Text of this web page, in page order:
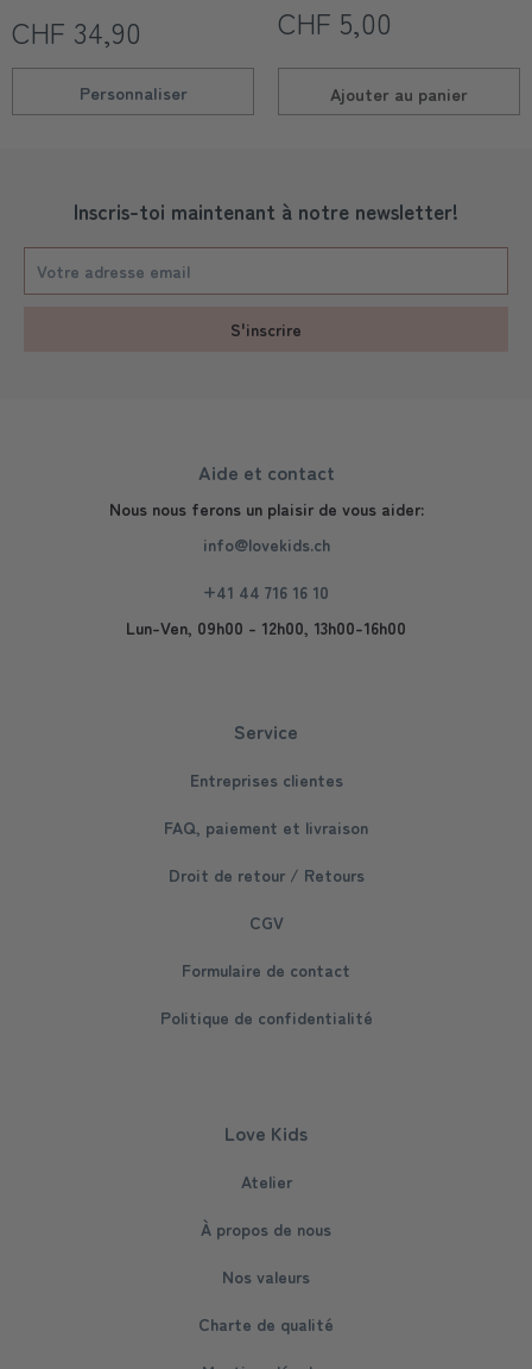
CHF 34,90
Personnaliser
CHF 5,00
Ajouter au panier
Inscris-toi maintenant à notre newsletter!
S'inscrire
Aide et contact
Nous nous ferons un plaisir de vous aider:
info@lovekids.ch
+41 44 716 16 10
Lun-Ven, 09h00 - 12h00, 13h00-16h00
Service
Entreprises clientes
FAQ, paiement et livraison
Droit de retour / Retours
CGV
Formulaire de contact
Politique de confidentialité
Love Kids
Atelier
À propos de nous
Nos valeurs
Charte de qualité